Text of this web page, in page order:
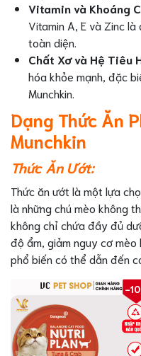
Vitamin và Khoáng
Vitamin A, E và Zinc
toàn diện.
Chất Xơ và Hệ Tiêu
hóa khỏe mạnh, đặc
Munchkin.
Dạng Thức Ăn
Munchkin
Thức Ăn Ướt:
Thức ăn ướt là một lựa
là những chú mèo không
không chỉ chứa đầy đủ
độ ẩm, giảm nguy cơ
phổ biến có thể dẫn đến
-